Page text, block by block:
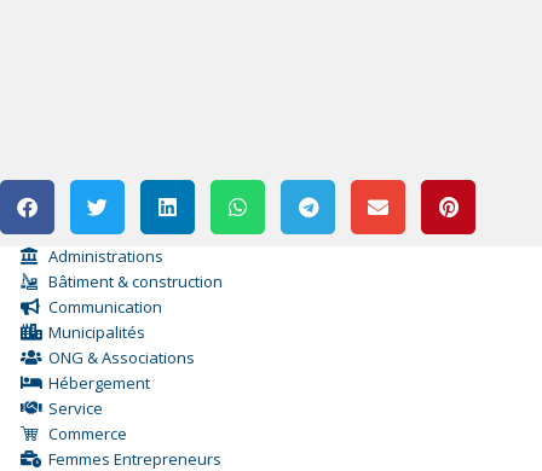
Administrations
Bâtiment & construction
Communication
Municipalités
ONG & Associations
Hébergement
Service
Commerce
Femmes Entrepreneurs